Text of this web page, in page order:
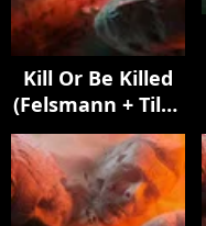
Kill Or Be Killed
(Felsmann + Tiley
Reinterpretation)